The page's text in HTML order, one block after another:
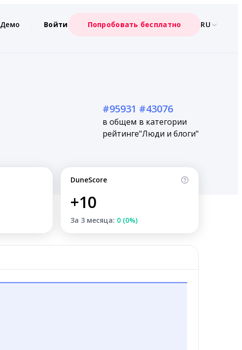
Демо Войти Попробовать бесплатно RU
#95931
в общем
рейтинге
#43076
в категории
"Люди и блоги"
DuneScore
+10
За 3 месяца: 0 (0%)